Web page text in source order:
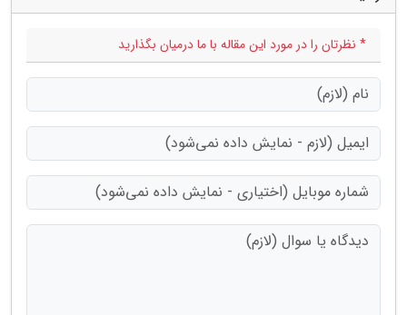
* نظرتان را در مورد این مقاله با ما درمیان بگذارید